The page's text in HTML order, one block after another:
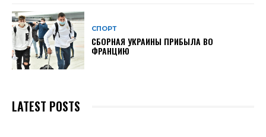
СПОРТ
СБОРНАЯ УКРАИНЫ ПРИБЫЛА ВО
ФРАНЦИЮ
LATEST POSTS